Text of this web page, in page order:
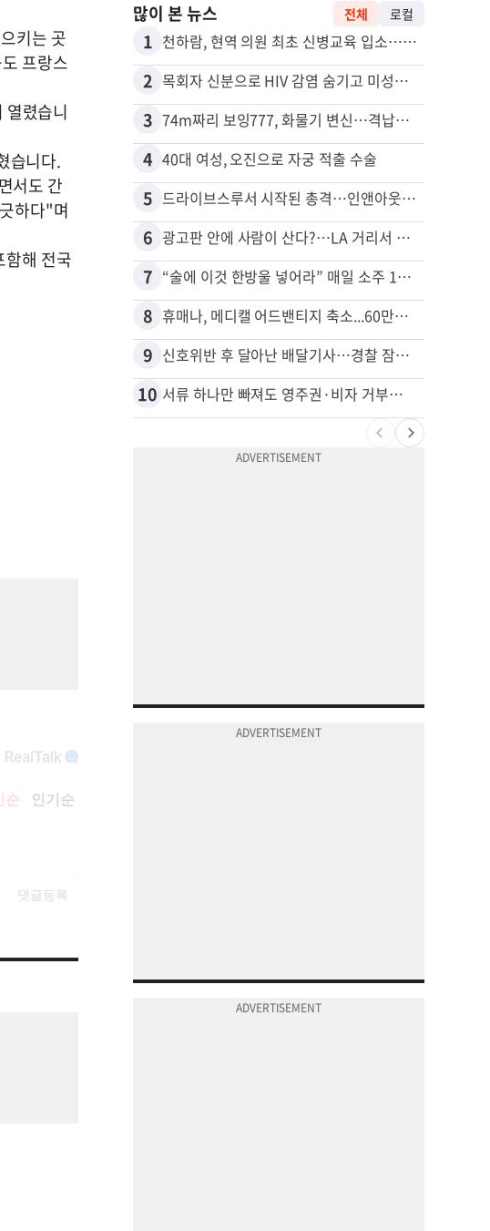
키는 곳
프랑스
열렸습니
습니다.
서도 간
하다"며
함해 전국
많이 본 뉴스 전체 로컬
1 천하람, 현역 의원 최초 신병교육 입소…논산서 2박3일 생활
2 목회자 신분으로 HIV 감염 숨기고 미성년자와 성관계
3 74m짜리 보잉777, 화물기 변신…격납고서 ‘보물’ 찾는 인천공항
4 40대 여성, 오진으로 자궁 적출 수술
5 드라이브스루서 시작된 총격…인앤아웃 참사 영상 공개
6 광고판 안에 사람이 산다?…LA 거리서 화제
7 “술에 이것 한방울 넣어라” 매일 소주 1병 까는 91세의 철칙
8 휴매나, 메디캘 어드밴티지 축소...60만명 플랜 상실 위기
9 신호위반 후 달아난 배달기사…경찰 잠복해 잡고보니 ‘반전’
10 서류 하나만 빠져도 영주권·비자 거부…심사관 재량권 대폭 확대